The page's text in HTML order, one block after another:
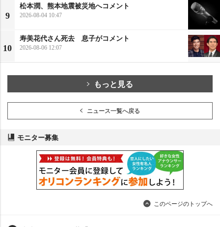
9
松本潤、熊本地震被災地へコメント
2026-08-04 10:47
10
寿美花代さん死去 息子がコメント
2026-08-06 12:07
もっと見る
ニュース一覧へ戻る
モニター募集
このページのトップへ